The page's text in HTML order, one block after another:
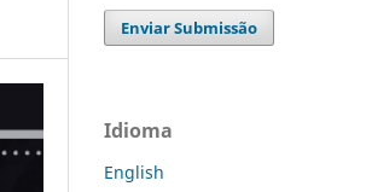
Enviar Submissão
Idioma
English